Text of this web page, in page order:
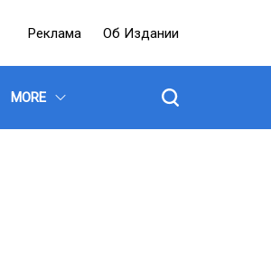
Реклама Об Издании
MORE